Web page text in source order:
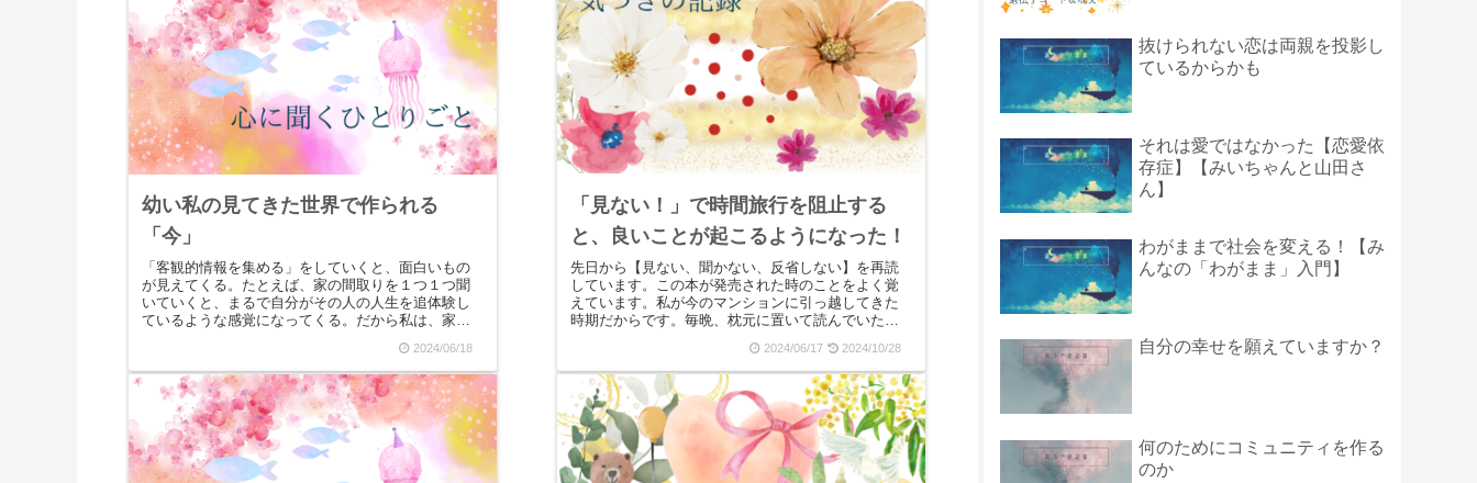
幼い私の見てきた世界で作られる
「今」
「客観的情報を集める」をしていくと、面白いもの
が見えてくる。たとえば、家の間取りを１つ１つ聞
いていくと、まるで自分がその人の人生を追体験し
ているような感覚になってくる。だから私は、家を
2024/06/18
「見ない！」で時間旅行を阻止する
と、良いことが起こるようになった！
先日から【見ない、聞かない、反省しない】を再読
しています。この本が発売された時のことをよく覚
えています。私が今のマンションに引っ越してきた
時期だからです。毎晩、枕元に置いて読んでいたこ
2024/06/17 2024/10/28
抜けられない恋は両親を投影し
ているからかも
それは愛ではなかった【恋愛依
存症】【みいちゃんと山田さ
ん】
わがままで社会を変える！【み
んなの「わがまま」入門】
自分の幸せを願えていますか？
何のためにコミュニティを作る
のか